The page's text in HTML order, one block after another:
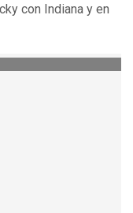
con Indiana y en